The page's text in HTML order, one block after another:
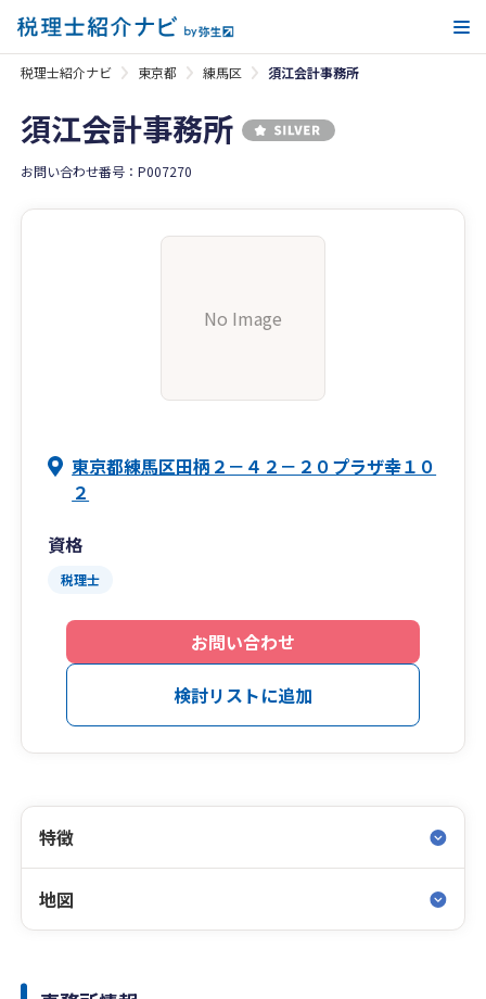
税理士紹介ナビ 東京都 練馬区 須江会計事務所
須江会計事務所
お問い合わせ番号：P007270
No Image
東京都練馬区田柄２－４２－２０プラザ幸１０
２
資格
税理士
お問い合わせ
検討リストに追加
特徴
地図